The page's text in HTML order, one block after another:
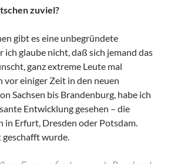
zuviel?
gibt es eine unbegründete
glaube nicht, daß sich jemand das
ganz extreme Leute mal
vor einiger Zeit in den neuen
Sachsen bis Brandenburg, habe ich
Entwicklung gesehen – die
in Erfurt, Dresden oder Potsdam.
wurde.